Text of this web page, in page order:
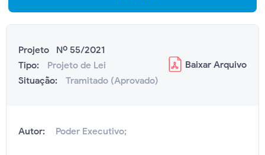
Projeto Nº 55/2021
Tipo:
Projeto de Lei
Situação:
Tramitado (Aprovado)
Baixar Arquivo
Autor: Poder Executivo;